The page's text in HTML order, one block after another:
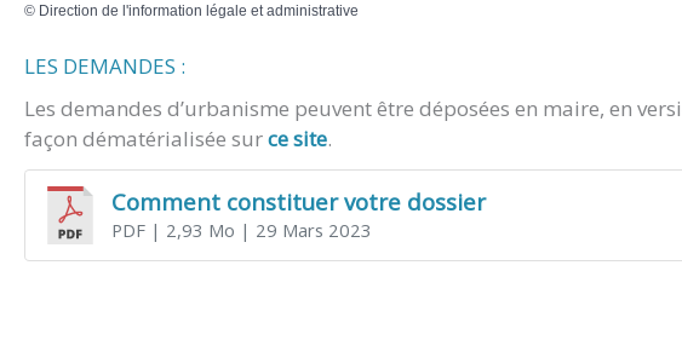
© Direction de l'information légale et administrative
LES DEMANDES :
Les demandes d’urbanisme peuvent être déposées en maire, en
façon dématérialisée surce site.
Comment constituer votre dossier
PDF| 2,93 Mo | 29 Mars 2023